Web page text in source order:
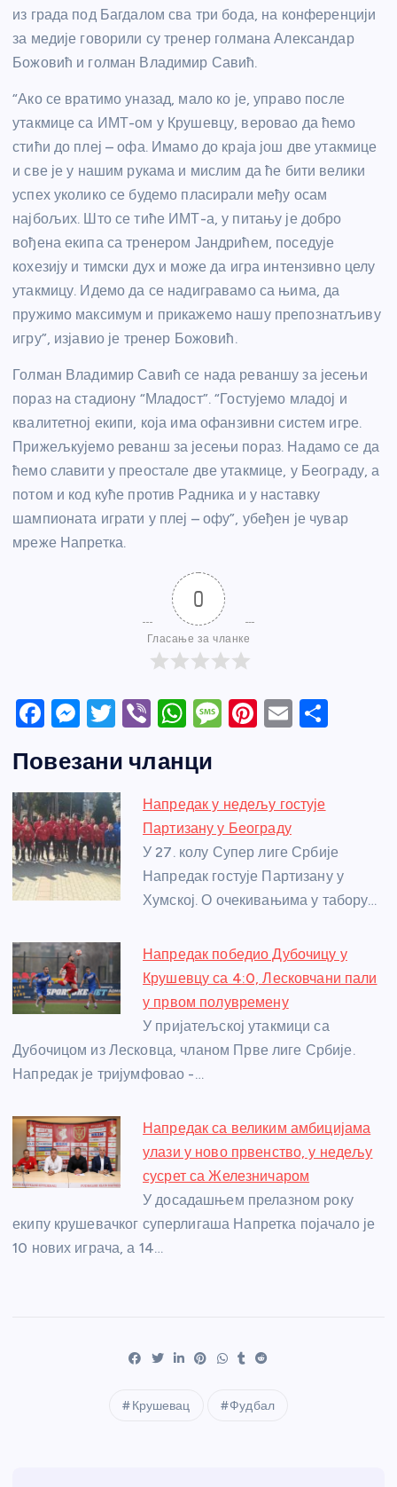
из града под Багдалом сва три бода, на конференцији
за медије говорили су тренер голмана Александар
Божовић и голман Владимир Савић.
“Ако се вратимо уназад, мало ко је, управо после
утакмице са ИМТ-ом у Крушевцу, веровао да ћемо
стићи до плеј – офа. Имамо до краја још две утакмице
и све је у нашим рукама и мислим да ће бити велики
успех уколико се будемо пласирали међу осам
најбољих. Што се тиће ИМТ-а, у питању је добро
вођена екипа са тренером Јандрићем, поседује
кохезију и тимски дух и може да игра интензивно целу
утакмицу. Идемо да се надигравамо са њима, да
пружимо максимум и прикажемо нашу препознатљиву
игру”, изјавио је тренер Божовић.
Голман Владимир Савић се нада реваншу за јесењи
пораз на стадиону “Младост”. “Гостујемо младој и
квалитетној екипи, која има офанзивни систем игре.
Прижељкујемо реванш за јесењи пораз. Надамо се да
ћемо славити у преостале две утакмице, у Београду, а
потом и код куће против Радника и у наставку
шампионата играти у плеј – офу”, убеђен је чувар
мреже Напретка.
0
Гласање за чланке
F
c
e
b
o
o
k
M
ss
e
n
g
er
T
itt
er
Vi
er
W
at
s
A
p
p
M
a
g
e
Pi
e
st
E
Повезани чланци
Напредак у недељу гостује
Партизану у Београду
У 27. колу Супер лиге Србије
Напредак гостује Партизану у
Хумској. О очекивањима у табору…
Напредак победио Дубочицу у
Крушевцу са 4:0, Лесковчани пали
у првом полувремену
У пријатељској утакмици са
Дубочицом из Лесковца, чланом Прве лиге Србије.
Напредак је тријумфовао -…
Напредак са великим амбицијама
улази у ново првенство, у недељу
сусрет са Железничаром
У досадашњем прелазном року
екипу крушевачког суперлигаша Напретка појачало је
10 нових играча, а 14…
Крушевац Фудбал